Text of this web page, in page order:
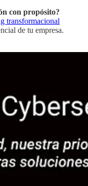
con propósito?
transformacional
de tu empresa.